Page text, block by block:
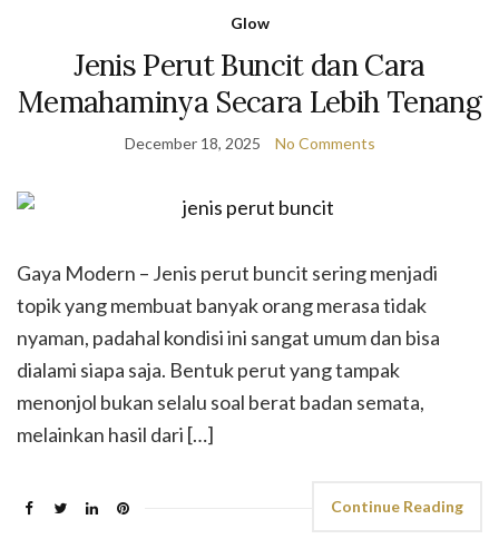
Glow
Jenis Perut Buncit dan Cara
Memahaminya Secara Lebih Tenang
December 18, 2025 No Comments
Gaya Modern – Jenis perut buncit sering menjadi
topik yang membuat banyak orang merasa tidak
nyaman, padahal kondisi ini sangat umum dan bisa
dialami siapa saja. Bentuk perut yang tampak
menonjol bukan selalu soal berat badan semata,
melainkan hasil dari […]
Continue Reading